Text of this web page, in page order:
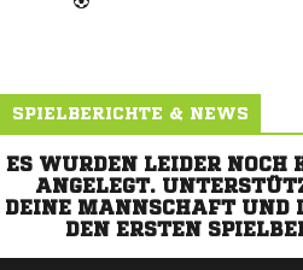
SPIELBERICHTE & NEWS
ES WURDEN LEIDER NOCH
ANGELEGT.
DEINE MANNSCHAFT UND
DEN ERSTEN